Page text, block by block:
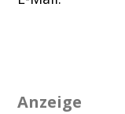
Anzeige